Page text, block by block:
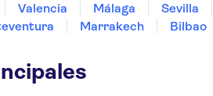
Valencia Málaga Sevilla
Marrakech Bilbao